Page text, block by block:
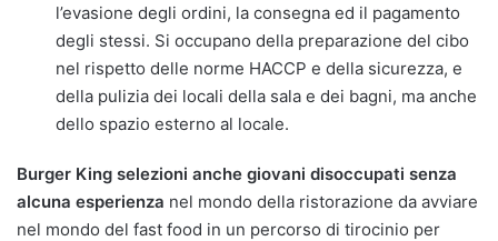
l’evasione degli ordini, la consegna ed il pagamento
degli stessi. Si occupano della preparazione del cibo
nel rispetto delle norme HACCP e della sicurezza, e
della pulizia dei locali della sala e dei bagni, ma anche
dello spazio esterno al locale.
Burger King selezioni anche giovani disoccupati senza
alcuna esperienza nel mondo della ristorazione da avviare
nel mondo del fast food in un percorso di tirocinio per